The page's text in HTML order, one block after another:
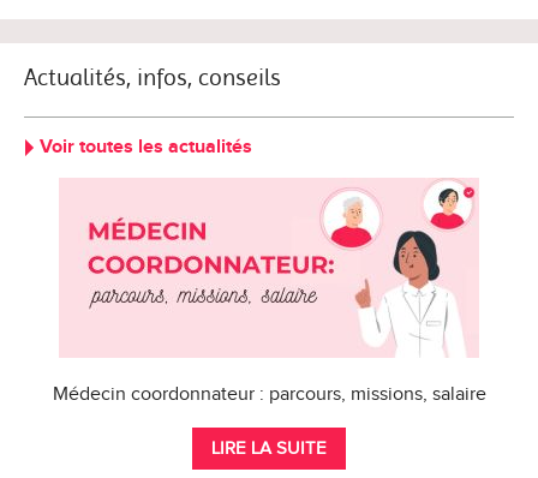
Actualités, infos, conseils
Voir toutes les actualités
Médecin coordonnateur : parcours, missions, salaire
LIRE LA SUITE